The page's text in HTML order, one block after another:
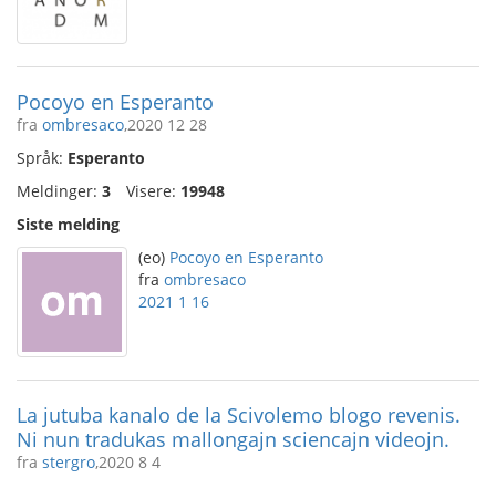
Pocoyo en Esperanto
fra ombresaco,2020 12 28
Språk: Esperanto
Meldinger: 3 Visere: 19948
Siste melding
(eo) Pocoyo en Esperanto
fra ombresaco
2021 1 16
La jutuba kanalo de la Scivolemo blogo revenis.
Ni nun tradukas mallongajn sciencajn videojn.
fra stergro,2020 8 4